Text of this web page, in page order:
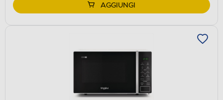
AGGIUNGI